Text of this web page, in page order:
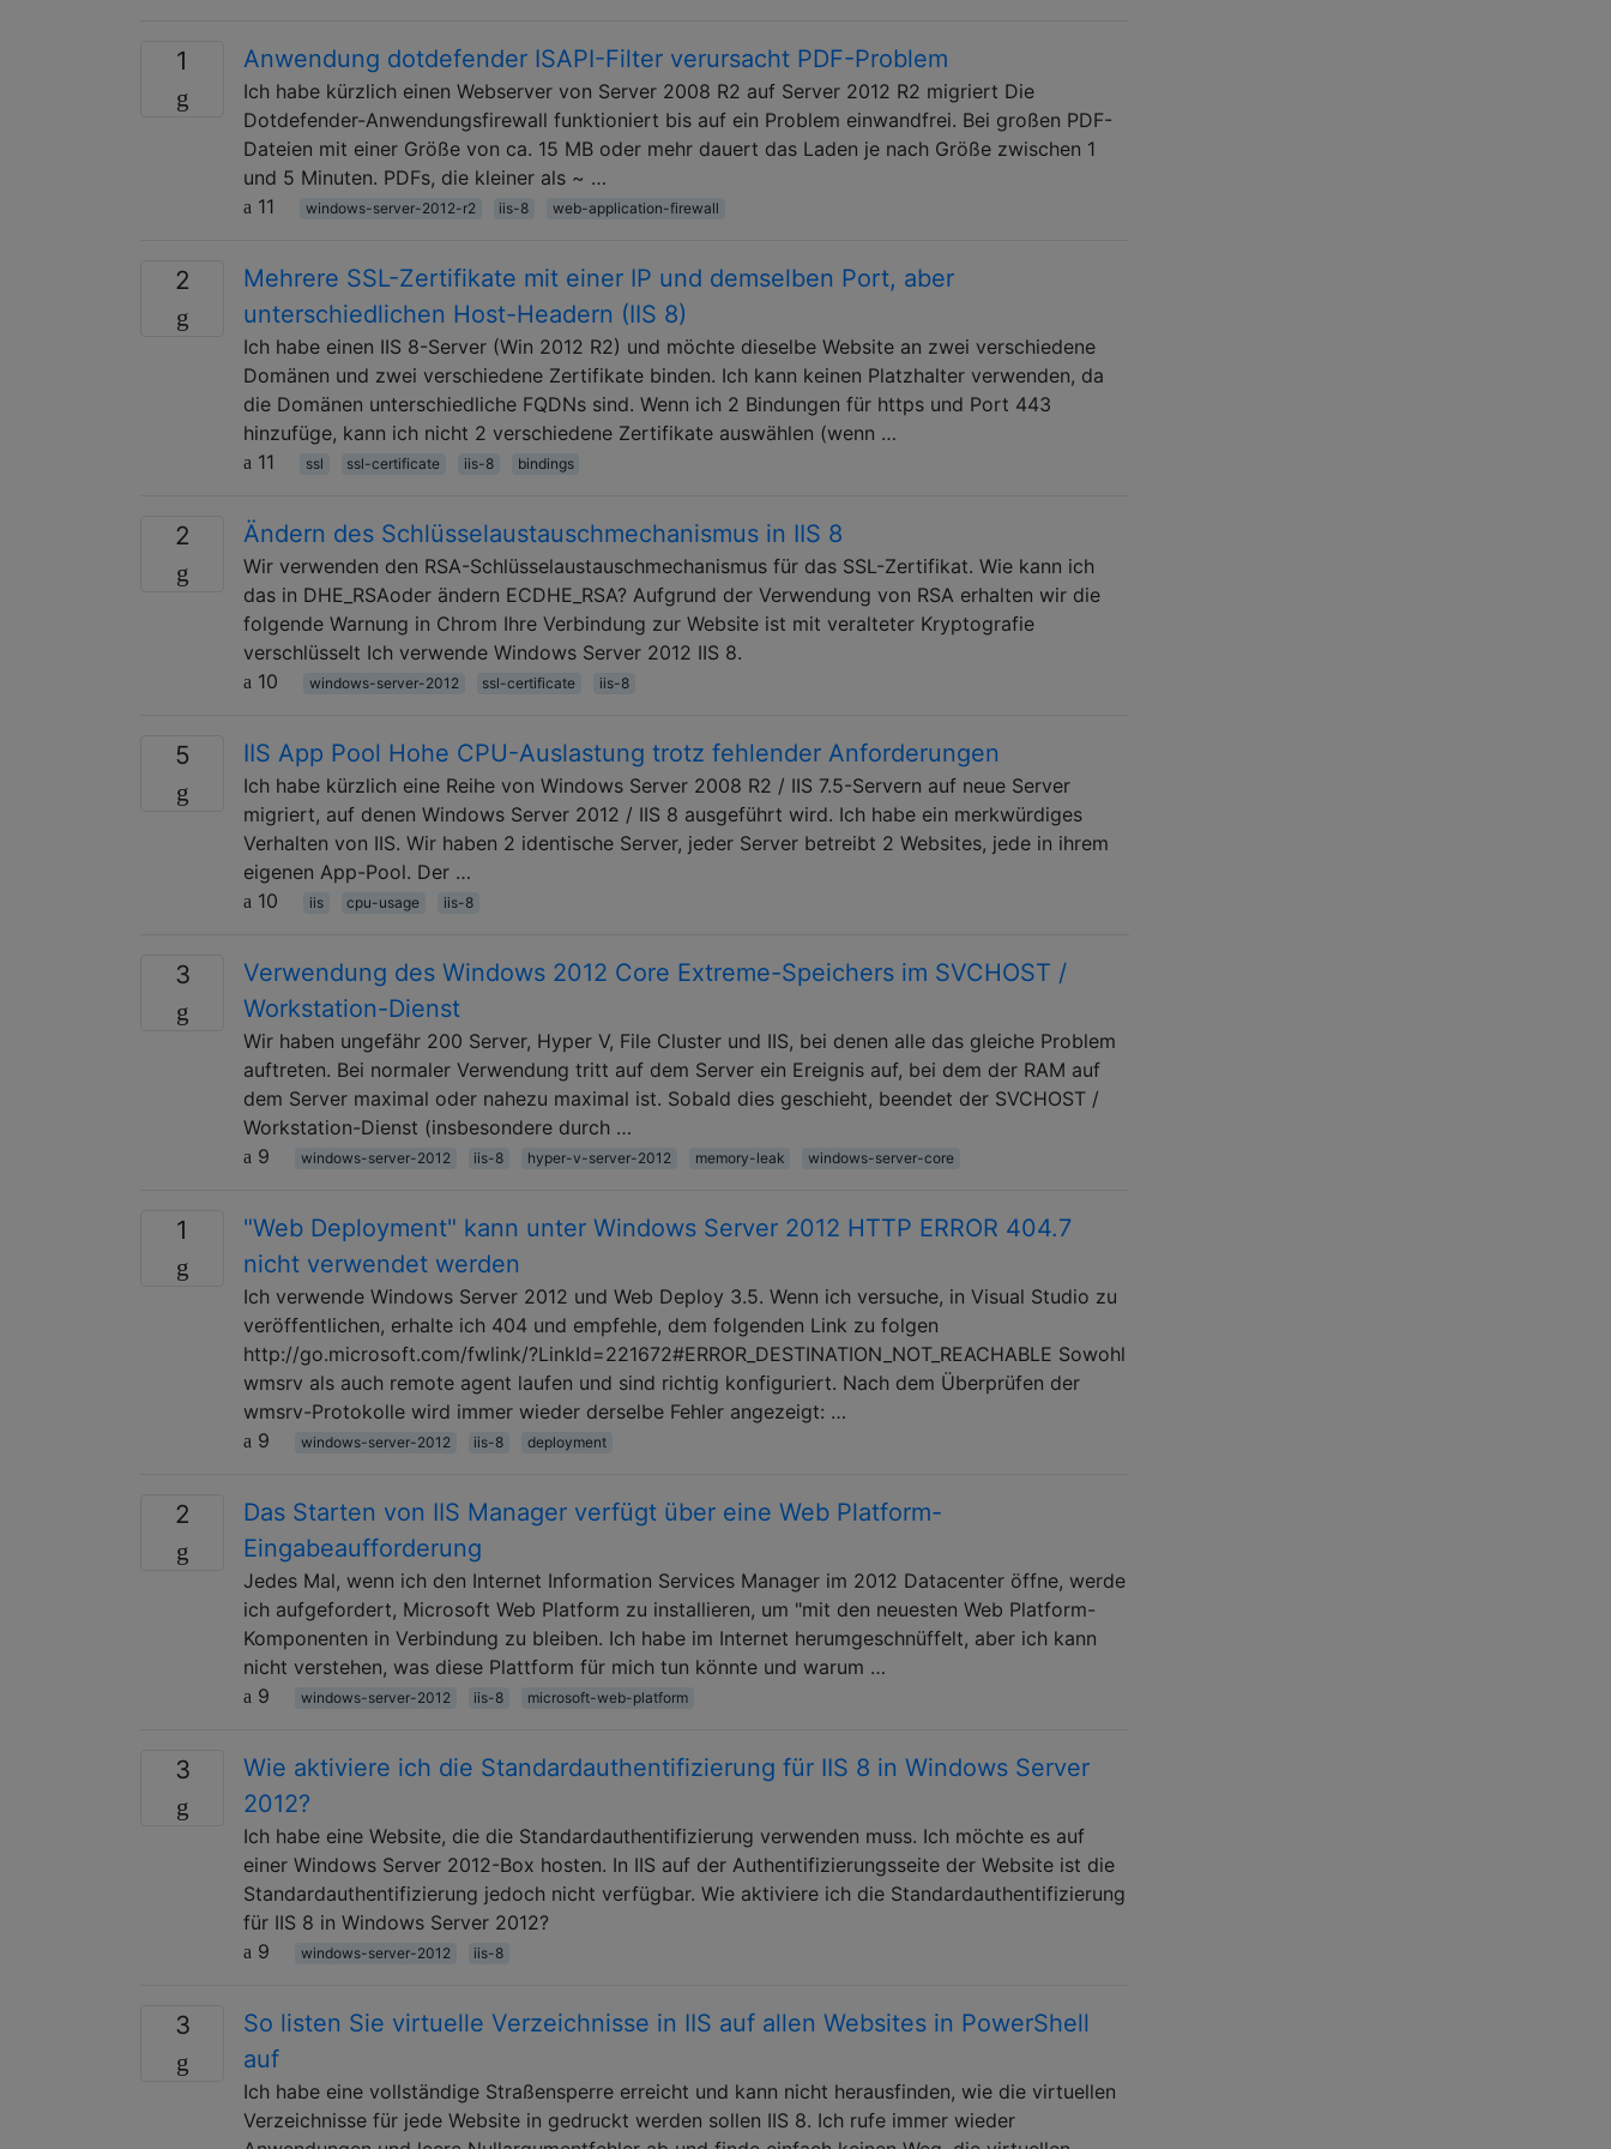
1 Anwendung dotdefender ISAPI-Filter verursacht PDF-Problem
Ich habe kürzlich einen Webserver von Server 2008 R2 auf Server 2012 R2 migriert Die
Dotdefender-Anwendungsfirewall funktioniert bis auf ein Problem einwandfrei. Bei großen PDF-
Dateien mit einer Größe von ca. 15 MB oder mehr dauert das Laden je nach Größe zwischen 1
und 5 Minuten. PDFs, die kleiner als ~ …
11
windows-server-2012-r2 iis-8 web-application-firewall
2
Mehrere SSL-Zertifikate mit einer IP und demselben Port, aber
unterschiedlichen Host-Headern (IIS 8)
Ich habe einen IIS 8-Server (Win 2012 R2) und möchte dieselbe Website an zwei verschiedene
Domänen und zwei verschiedene Zertifikate binden. Ich kann keinen Platzhalter verwenden, da
die Domänen unterschiedliche FQDNs sind. Wenn ich 2 Bindungen für https und Port 443
hinzufüge, kann ich nicht 2 verschiedene Zertifikate auswählen (wenn …
11
ssl ssl-certificate iis-8 bindings
2 Ändern des Schlüsselaustauschmechanismus in IIS 8
Wir verwenden den RSA-Schlüsselaustauschmechanismus für das SSL-Zertifikat. Wie kann ich
das in DHE_RSAoder ändern ECDHE_RSA? Aufgrund der Verwendung von RSA erhalten wir die
folgende Warnung in Chrom Ihre Verbindung zur Website ist mit veralteter Kryptografie
verschlüsselt Ich verwende Windows Server 2012 IIS 8.
10
windows-server-2012 ssl-certificate iis-8
5 IIS App Pool Hohe CPU-Auslastung trotz fehlender Anforderungen
Ich habe kürzlich eine Reihe von Windows Server 2008 R2 / IIS 7.5-Servern auf neue Server
migriert, auf denen Windows Server 2012 / IIS 8 ausgeführt wird. Ich habe ein merkwürdiges
Verhalten von IIS. Wir haben 2 identische Server, jeder Server betreibt 2 Websites, jede in ihrem
eigenen App-Pool. Der …
10
iis cpu-usage iis-8
3
Verwendung des Windows 2012 Core Extreme-Speichers im SVCHOST /
Workstation-Dienst
Wir haben ungefähr 200 Server, Hyper V, File Cluster und IIS, bei denen alle das gleiche Problem
auftreten. Bei normaler Verwendung tritt auf dem Server ein Ereignis auf, bei dem der RAM auf
dem Server maximal oder nahezu maximal ist. Sobald dies geschieht, beendet der SVCHOST /
Workstation-Dienst (insbesondere durch …
9
windows-server-2012 iis-8 hyper-v-server-2012 memory-leak windows-server-core
1
"Web Deployment" kann unter Windows Server 2012 HTTP ERROR 404.7
nicht verwendet werden
Ich verwende Windows Server 2012 und Web Deploy 3.5. Wenn ich versuche, in Visual Studio zu
veröffentlichen, erhalte ich 404 und empfehle, dem folgenden Link zu folgen
http://go.microsoft.com/fwlink/?LinkId=221672#ERROR_DESTINATION_NOT_REACHABLE Sowohl
wmsrv als auch remote agent laufen und sind richtig konfiguriert. Nach dem Überprüfen der
wmsrv-Protokolle wird immer wieder derselbe Fehler angezeigt: …
9
windows-server-2012 iis-8 deployment
2
Das Starten von IIS Manager verfügt über eine Web Platform-
Eingabeaufforderung
Jedes Mal, wenn ich den Internet Information Services Manager im 2012 Datacenter öffne, werde
ich aufgefordert, Microsoft Web Platform zu installieren, um "mit den neuesten Web Platform-
Komponenten in Verbindung zu bleiben. Ich habe im Internet herumgeschnüffelt, aber ich kann
nicht verstehen, was diese Plattform für mich tun könnte und warum …
9
windows-server-2012 iis-8 microsoft-web-platform
3
Wie aktiviere ich die Standardauthentifizierung für IIS 8 in Windows Server
2012?
Ich habe eine Website, die die Standardauthentifizierung verwenden muss. Ich möchte es auf
einer Windows Server 2012-Box hosten. In IIS auf der Authentifizierungsseite der Website ist die
Standardauthentifizierung jedoch nicht verfügbar. Wie aktiviere ich die Standardauthentifizierung
für IIS 8 in Windows Server 2012?
9
windows-server-2012 iis-8
3
So listen Sie virtuelle Verzeichnisse in IIS auf allen Websites in PowerShell
auf
Ich habe eine vollständige Straßensperre erreicht und kann nicht herausfinden, wie die virtuellen
Verzeichnisse für jede Website in gedruckt werden sollen IIS 8. Ich rufe immer wieder